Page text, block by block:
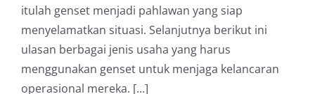
itulah genset menjadi pahlawan yang siap
menyelamatkan situasi. Selanjutnya berikut ini
ulasan berbagai jenis usaha yang harus
menggunakan genset untuk menjaga kelancaran
operasional mereka. [...]